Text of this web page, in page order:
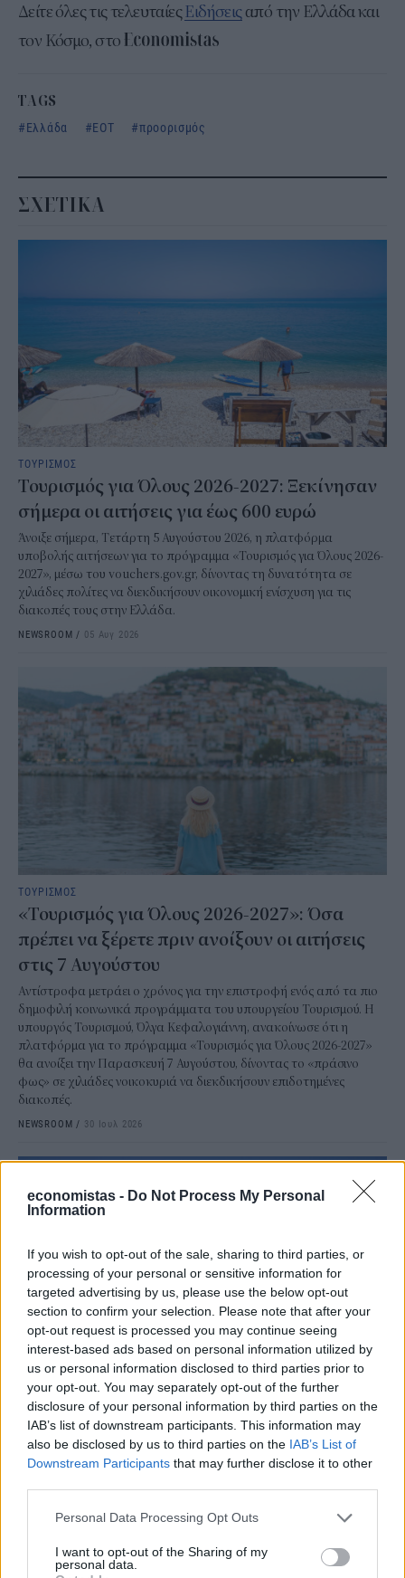
economistas - Do Not Process My Personal
Information
If you wish to opt-out of the sale, sharing to third parties, or
processing of your personal or sensitive information for
targeted advertising by us, please use the below opt-out
section to confirm your selection. Please note that after your
opt-out request is processed you may continue seeing
interest-based ads based on personal information utilized by
us or personal information disclosed to third parties prior to
your opt-out. You may separately opt-out of the further
disclosure of your personal information by third parties on the
IAB’s list of downstream participants. This information may
also be disclosed by us to third parties on the IAB’s List of
Downstream Participants that may further disclose it to other
Personal Data Processing Opt Outs
I want to opt-out of the Sharing of my
personal data.
Δείτε όλες τις τελευταίεςΕιδήσειςαπό την Ελλάδα και
τον Κόσμο, στο
TAGS
Ελλάδα
ΕΟΤ προορισμός
ΣΧΕΤΙΚΑ
ΤΟΥΡΙΣΜΟΣ
Τουρισμός για Όλους 2026-2027: Ξεκίνησαν
σήμερα οι αιτήσεις για έως 600 ευρώ
Άνοιξε σήμερα, Τετάρτη 5 Αυγούστου 2026, η πλατφόρμα
υποβολής αιτήσεων για το πρόγραμμα «Τουρισμός για Όλους 2026-
2027», μέσω του vouchers.gov.gr, δίνοντας τη δυνατότητα σε
χιλιάδες πολίτες να διεκδικήσουν οικονομική ενίσχυση για τις
διακοπές τους στην Ελλάδα.
NEWSROOM / 05 Αυγ 2026
ΤΟΥΡΙΣΜΟΣ
«Τουρισμός για Όλους 2026-2027»: Όσα
πρέπει να ξέρετε πριν ανοίξουν οι αιτήσεις
στις 7 Αυγούστου
Αντίστροφα μετράει ο χρόνος για την επιστροφή ενός από τα πιο
δημοφιλή κοινωνικά προγράμματα του υπουργείου Τουρισμού. Η
υπουργός Τουρισμού, Όλγα Κεφαλογιάννη, ανακοίνωσε ότι η
πλατφόρμα για το πρόγραμμα «Τουρισμός για Όλους 2026-2027»
θα ανοίξει την Παρασκευή 7 Αυγούστου, δίνοντας το «πράσινο
φως» σε χιλιάδες νοικοκυριά να διεκδικήσουν επιδοτημένες
διακοπές.
NEWSROOM / 30 Ιουλ 2026
ΤΟΥΡΙΣΜΟΣ
Τουρισμός για Όλους 2026-2027: Όλα όσα
θέλετε να γνωρίζετε
Αν και πολλοί δεν έχουν φύγει ακόμα για τις καλοκαιρινές τους
διακοπές, μπορούν να σκέφτονται τις επόμενες αποδράσεις τους
καθώς η πλατφόρμα για το νέο πρόγραμμα Τουρισμός για Όλους